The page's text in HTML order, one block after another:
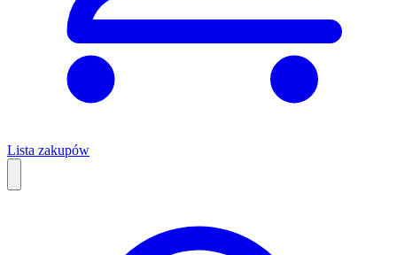
Lista zakupów